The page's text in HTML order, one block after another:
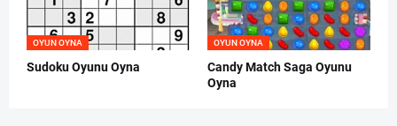
OYUN OYNA
Sudoku Oyunu Oyna
OYUN OYNA
Candy Match Saga Oyunu
Oyna